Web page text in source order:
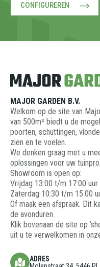
CONFIGUREREN
MAJOR GARDEN B.V.
Welkom op de site van
van 500m² biedt u de
poorten, schuttingen,
zien en te voelen.
We denken graag met u
oplossingen voor uw
Showroom is open op:
Vrijdag 13:00 t/m 17:00 uur
Zaterdag 10:30 t/m 15:00
Of maak een afspraak. Dit
de avonduren.
Klik bovenaan de site op
uit u te verwelkomen in
ADRES